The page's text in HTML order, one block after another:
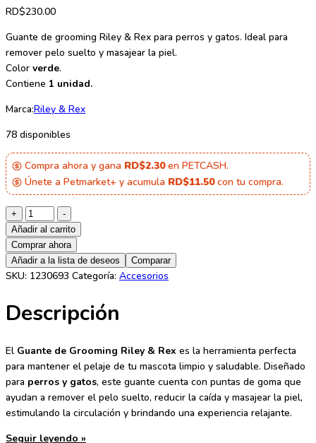
RD$230.00
Guante de grooming Riley & Rex para perros y gatos. Ideal para
remover pelo suelto y masajear la piel.
Color verde.
Contiene 1 unidad.
Marca:Riley & Rex
78 disponibles
Compra ahora y gana RD$2.30en PETCASH.
Únete a Petmarket+ y acumula RD$11.50con tu compra.
+
Riley
&
Rex
Guante
de
Perros
Gatos
–
Verde
(1
unidad)
-
Añadir al carrito
Comprar ahora
Añadir a la lista de deseos
Comparar
SKU: 1230693 Categoría: Accesorios
Descripción
El Guante de Grooming Riley & Rex es la herramienta perfecta
para mantener el pelaje de tu mascota limpio y saludable. Diseñado
para perros y gatos, este guante cuenta con puntas de goma que
ayudan a remover el pelo suelto, reducir la caída y masajear la piel,
estimulando la circulación y brindando una experiencia relajante.
Seguir leyendo »